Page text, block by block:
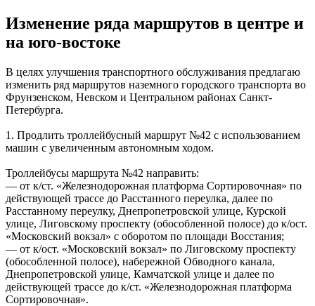
Изменение ряда маршрутов в центре и
на юго-востоке
В целях улучшения транспортного обслуживания предлагаю
изменить ряд маршрутов наземного городского транспорта во
Фрунзенском, Невском и Центральном районах Санкт-
Петербурга.
1. Продлить троллейбусный маршрут №42 с использованием
машин с увеличенным автономным ходом.
Троллейбусы маршрута №42 направить:
— от к/ст. «Железнодорожная платформа Сортировочная» по
действующей трассе до Расстанного переулка, далее по
Расстанному переулку, Днепропетровской улице, Курской
улице, Лиговскому проспекту (обособленной полосе) до к/ост.
«Московский вокзал» с оборотом по площади Восстания;
— от к/ост. «Московский вокзал» по Лиговскому проспекту
(обособленной полосе), набережной Обводного канала,
Днепропетровской улице, Камчатской улице и далее по
действующей трассе до к/ст. «Железнодорожная платформа
Сортировочная».